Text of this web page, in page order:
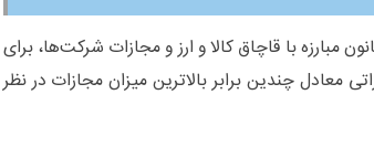
مبارزه با قاچاق کالا و ارز و مجازات شرکت‌ها، برای
چندین برابر بالاترین میزان مجازات در نظر